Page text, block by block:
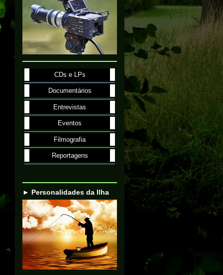
CDs e LPs
Documentários
Entrevistas
Eventos
Filmografia
Reportagens
► Personalidades da Ilha